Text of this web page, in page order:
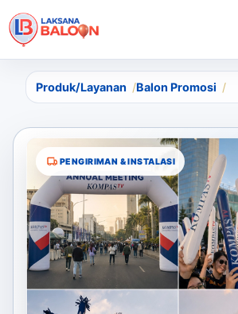
Produk/Layanan Balon Promosi
PENGIRIMAN & INSTALASI